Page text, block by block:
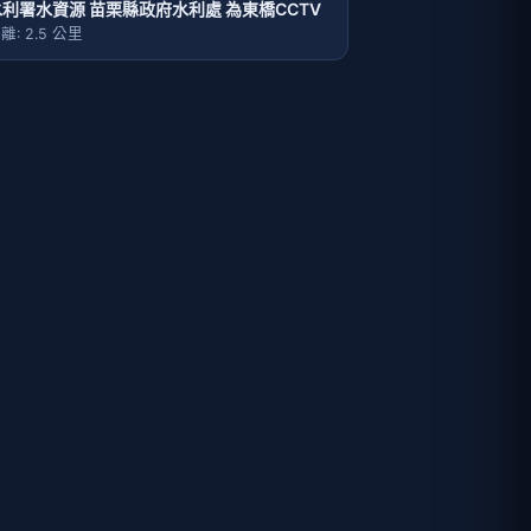
署水資源 苗栗縣政府水利處 為東橋CCTV
: 2.5 公里